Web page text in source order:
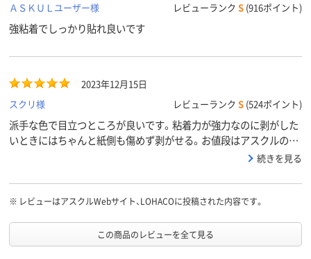
ＡＳＫＵＬユーザー様
レビューランク S (916ポイント)
強粘着でしっかり貼れ良いです
2023年12月15日
スクリ様
レビューランク S (524ポイント)
派手な色で目立つところが良いです。粘着力が強力なのに剥がした
いときにはちゃんと紙側も傷めず剥がせる。お値段はアスクルの付
箋より高いですが使い勝手はお値段以上の価値。紙を傷めないのに
続きを見る
※ レビューはアスクルWebサイト、LOHACOに投稿された内容です。
この商品のレビューを全て見る